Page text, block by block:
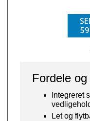
Fordele
Integreret
Let og